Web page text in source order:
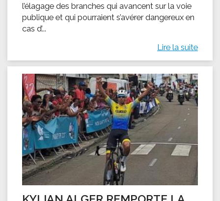
l’élagage des branches qui avancent sur la voie
publique et qui pourraient s’avérer dangereux en
cas d’...
Lire la suite